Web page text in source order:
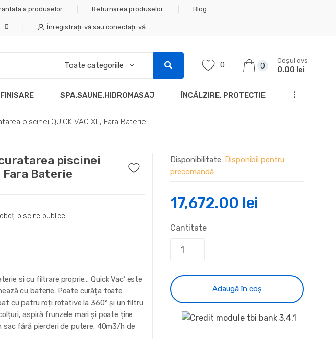
a produselor Returnarea produselor Blog
Înregistrați-vă sau conectați-vă
0 0
Coșul dvs
0.00 lei
SPA.SAUNE.HIDROMASAJ ÎNCĂLZIRE. PROTECTIE ...
piscinei QUICK VAC XL, Fara Baterie
piscinei
Fara Baterie
piscine publice
si cu filtrare proprie… Quick Vac’ este
cu baterie. Poate curăța toate
cu patru roți rotative la 360° și un filtru
aspiră frunzele mari și poate ține
sac fără pierderi de putere. 40m3/h de
Disponibilitate: Disponibil pentru
precomandă
17,672.00 lei
Cantitate
Adaugă în coș